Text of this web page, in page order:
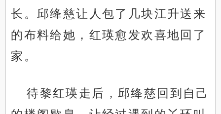
长。邱绛慈让人包了几块江升送来
的布料给她，红瑛愈发欢喜地回了
家。
待黎红瑛走后，邱绛慈回到自己